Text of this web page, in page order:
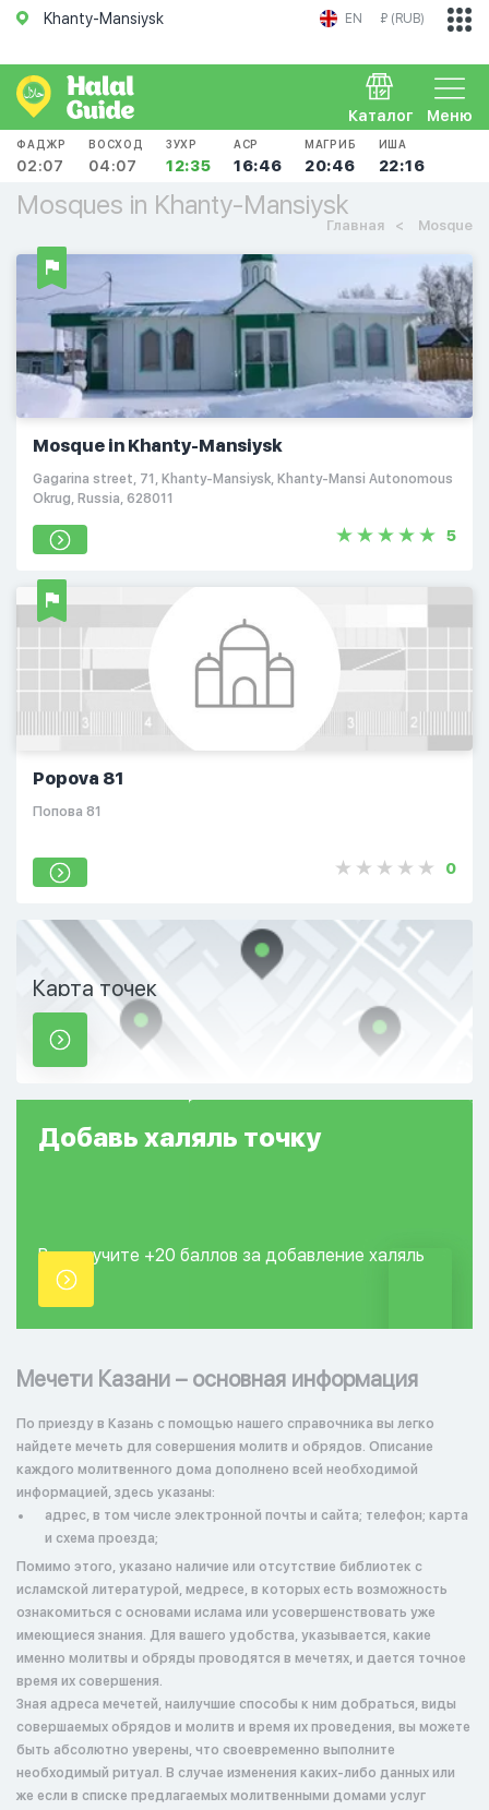
Khanty-Mansiysk EN ₽ (RUB)
Меню
Каталог
ФАДЖР
02:07
ВОСХОД
04:07
ЗУХР
12:35
АСР
16:46
МАГРИБ
20:46
ИША
22:16
Mosques in Khanty-Mansiysk
Главная Mosque
Mosque in Khanty-Mansiysk
Gagarina street, 71, Khanty-Mansiysk, Khanty-Mansi Autonomous
Okrug, Russia, 628011
5
Popova 81
Попова 81
0
Карта точек
Добавь халяль точку
Вы получите +20 баллов за добавление халяль
точки.
Мечети Казани – основная информация
По приезду в Казань с помощью нашего справочника вы легко
найдете мечеть для совершения молитв и обрядов. Описание
каждого молитвенного дома дополнено всей необходимой
информацией, здесь указаны:
адрес, в том числе электронной почты и сайта; телефон; карта
и схема проезда;
Помимо этого, указано наличие или отсутствие библиотек с
исламской литературой, медресе, в которых есть возможность
ознакомиться с основами ислама или усовершенствовать уже
имеющиеся знания. Для вашего удобства, указывается, какие
именно молитвы и обряды проводятся в мечетях, и дается точное
время их совершения.
Зная адреса мечетей, наилучшие способы к ним добраться, виды
совершаемых обрядов и молитв и время их проведения, вы можете
быть абсолютно уверены, что своевременно выполните
необходимый ритуал. В случае изменения каких-либо данных или
же если в списке предлагаемых молитвенными домами услуг